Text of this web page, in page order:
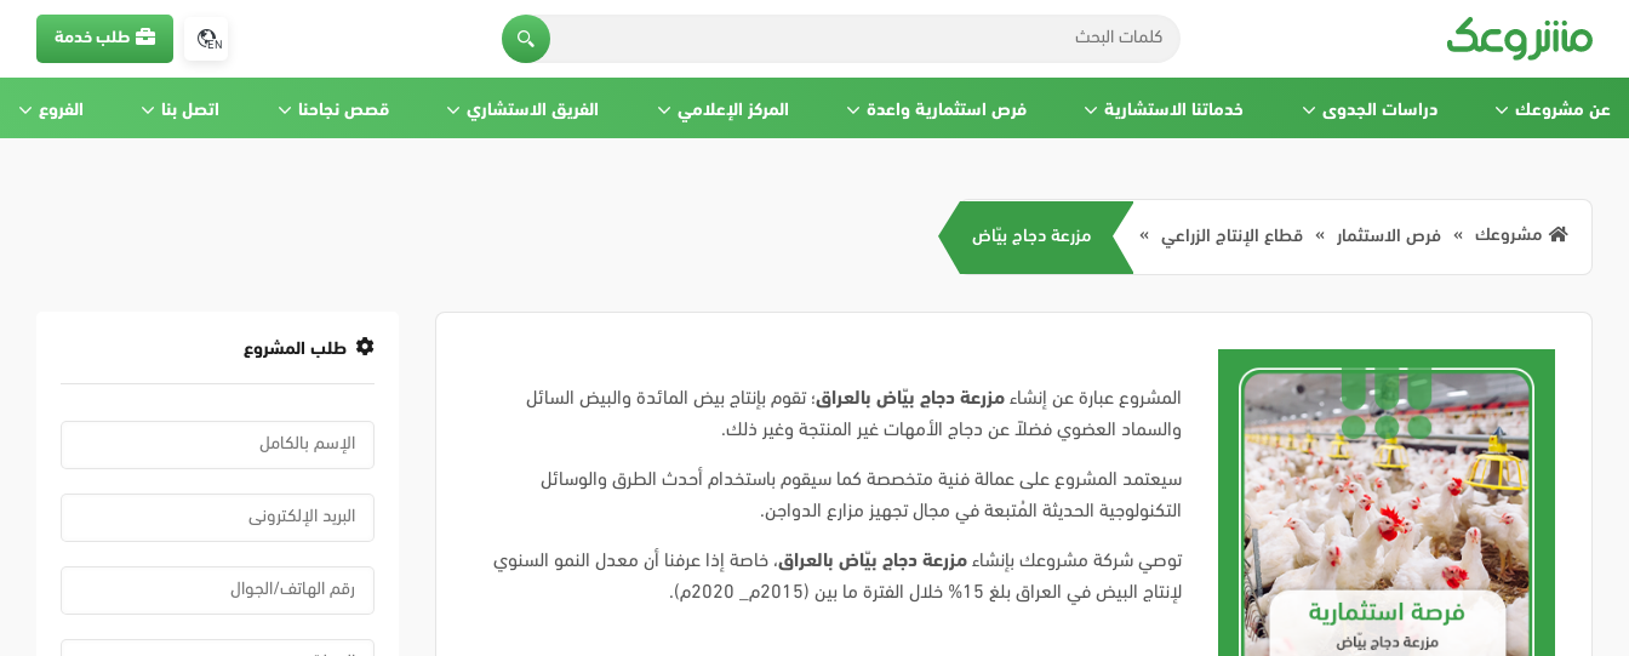
EN طلب خدمة
عن مشروعك دراسات الجدوى خدماتنا الاستشارية فرص استثمارية واعدة المركز الإعلامي الفريق الاستشاري قصص نجاحنا اتصل بنا الفروع
مشروعك فرص الاستثمار قطاع الإنتاج الزراعي مزرعة دجاج بيّاض
المشروع عبارة عن إنشاء مزرعة دجاج بيّاض بالعراق؛ تقوم بإنتاج بيض المائدة والبيض السائل
والسماد العضوي فضلاً عن دجاج الأمهات غير المنتجة وغير ذلك.
سيعتمد المشروع على عمالة فنية متخصصة كما سيقوم باستخدام أحدث الطرق والوسائل
التكنولوجية الحديثة المُتبعة في مجال تجهيز مزارع الدواجن.
توصي شركة مشروعك بإنشاء مزرعة دجاج بيّاض بالعراق، خاصة إذا عرفنا أن معدل النمو السنوي
لإنتاج البيض في العراق بلغ 15% خلال الفترة ما بين (2015م_ 2020م).
طلب المشروع